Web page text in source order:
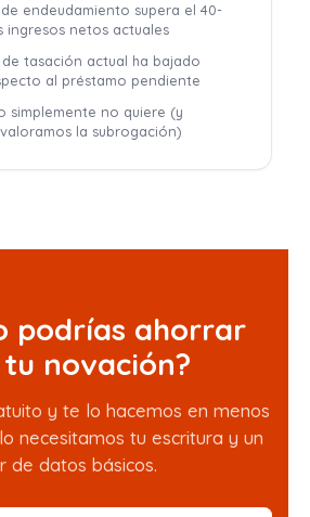
endeudamiento supera el 40-
ingresos netos actuales
tasación actual ha bajado
al préstamo pendiente
simplemente no quiere (y
la subrogación)
podrías ahorrar
novación?
y te lo hacemos en menos
necesitamos tu escritura y un
de datos básicos.